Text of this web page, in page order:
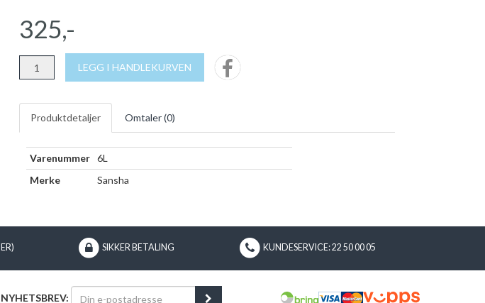
325,-
LEGG I HANDLEKURVEN
Produktdetaljer Omtaler (0)
Varenummer 6L
Merke
Sansha
SIKKER BETALING KUNDESERVICE: 22 50 00 05
NYHETSBREV: